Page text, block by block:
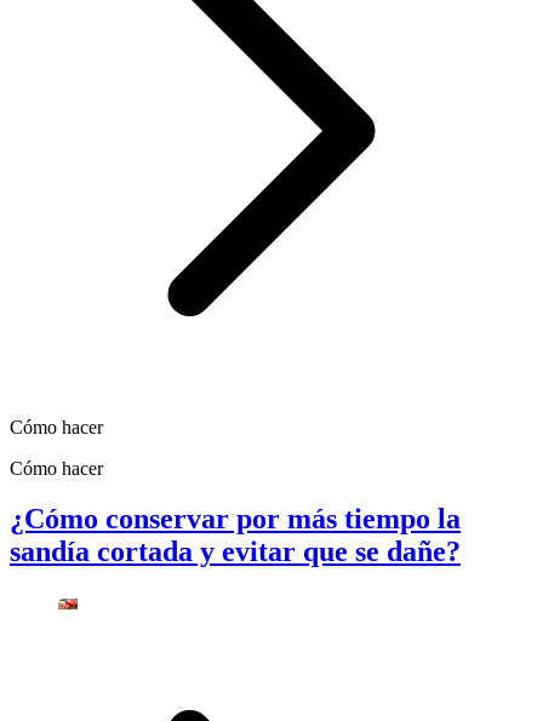
Cómo hacer
Cómo hacer
¿Cómo conservar por más tiempo la
sandía cortada y evitar que se dañe?